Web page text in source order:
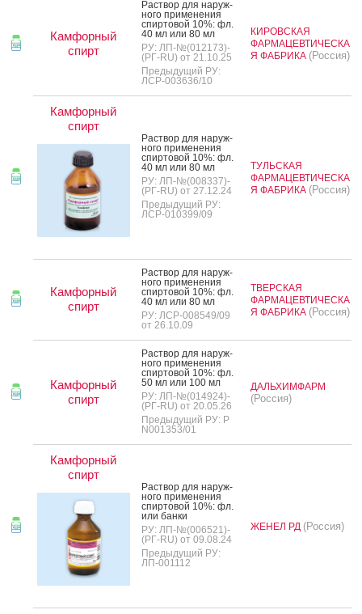
Камфорный
спирт
Рас­твор для на­руж­
но­го при­мене­ния
спир­то­вой 10%: фл.
40 мл или 80 мл
РУ: ЛП-№(012173)-
(РГ-RU) от 21.10.25
Предыдущий РУ:
ЛСР-003636/10
КИРОВСКАЯ
ФАРМАЦЕВТИЧЕСКА
Я ФАБРИКА (Россия)
Камфорный
спирт
Рас­твор для на­руж­
но­го при­мене­ния
спир­то­вой 10%: фл.
40 мл или 80 мл
РУ: ЛП-№(008337)-
(РГ-RU) от 27.12.24
Предыдущий РУ:
ЛСР-010399/09
ТУЛЬСКАЯ
ФАРМАЦЕВТИЧЕСКА
Я ФАБРИКА (Россия)
Камфорный
спирт
Рас­твор для на­руж­
но­го при­мене­ния
спир­то­вой 10%: фл.
40 мл или 80 мл
РУ: ЛСР-008549/09
от 26.10.09
ТВЕРСКАЯ
ФАРМАЦЕВТИЧЕСКА
Я ФАБРИКА (Россия)
Камфорный
спирт
Рас­твор для на­руж­
но­го при­мене­ния
спир­то­вой 10%: фл.
50 мл или 100 мл
РУ: ЛП-№(014924)-
(РГ-RU) от 20.05.26
Предыдущий РУ: Р
N001353/01
ДАЛЬХИМФАРМ
(Россия)
Камфорный
спирт
Рас­твор для на­руж­
но­го при­мене­ния
спир­то­вой 10%: фл.
или бан­ки
РУ: ЛП-№(006521)-
(РГ-RU) от 09.08.24
Предыдущий РУ:
ЛП-001112
ЖЕНЕЛ РД (Россия)